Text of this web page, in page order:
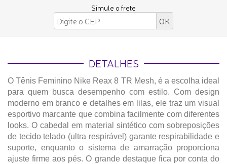
Simule o frete
DETALHES
O Tênis Feminino Nike Reax 8 TR Mesh, é a escolha ideal
para quem busca desempenho com estilo. Com design
moderno em branco e detalhes em lilas, ele traz um visual
esportivo marcante que combina facilmente com diferentes
looks. O cabedal em material sintético com sobreposições
de tecido telado (ultra respirável) garante respirabilidade e
suporte, enquanto o sistema de amarração proporciona
ajuste firme aos pés. O grande destaque fica por conta do